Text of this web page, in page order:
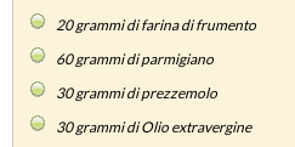
20grammi di farina di frumento
60grammi di parmigiano
30grammi di prezzemolo
30grammi di Olio extravergine